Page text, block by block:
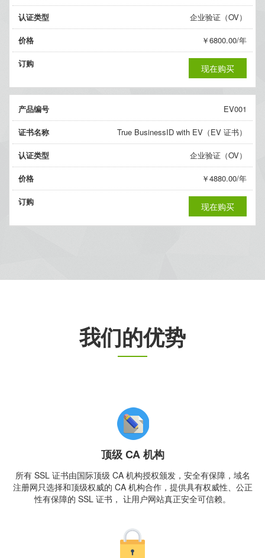
认证类型 企业验证（OV）
价格 ￥6800.00/年
订购 现在购买
产品编号 EV001
证书名称 True BusinessID with EV（EV 证书）
认证类型 企业验证（OV）
价格 ￥4880.00/年
订购 现在购买
我们的优势
顶级 CA 机构
所有 SSL 证书由国际顶级 CA 机构授权颁发，安全有保障，域名
注册网只选择和顶级权威的 CA 机构合作，提供具有权威性、公正
性有保障的 SSL 证书， 让用户网站真正安全可信赖。